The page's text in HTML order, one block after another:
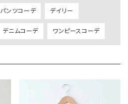
パンツコーデ デイリー
デニムコーデ ワンピースコーデ